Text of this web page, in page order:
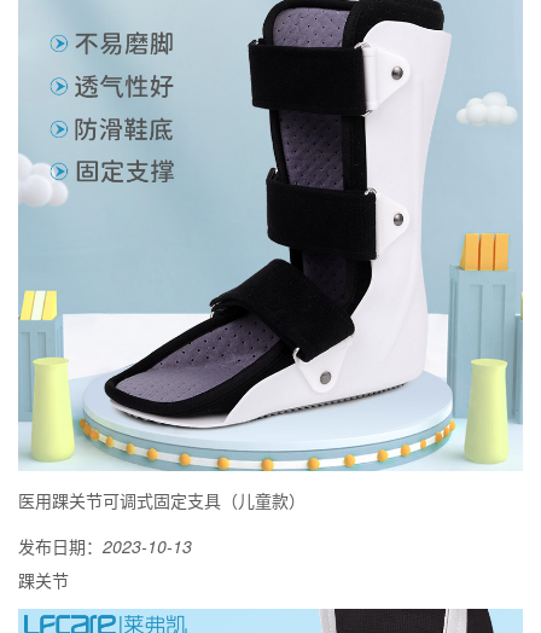
医用踝关节可调式固定支具（儿童款）
发布日期： 2023-10-13
踝关节